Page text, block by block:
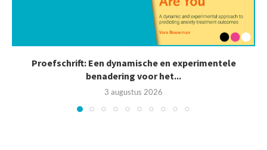
Proefschrift: Een dynamische en experimentele
benadering voor het...
3 augustus 2026